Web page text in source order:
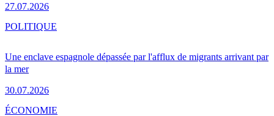
27.07.2026
Une enclave espagnole dépassée par l'afflux de migrants arrivant par
la mer
30.07.2026
POLITIQUE
ÉCONOMIE